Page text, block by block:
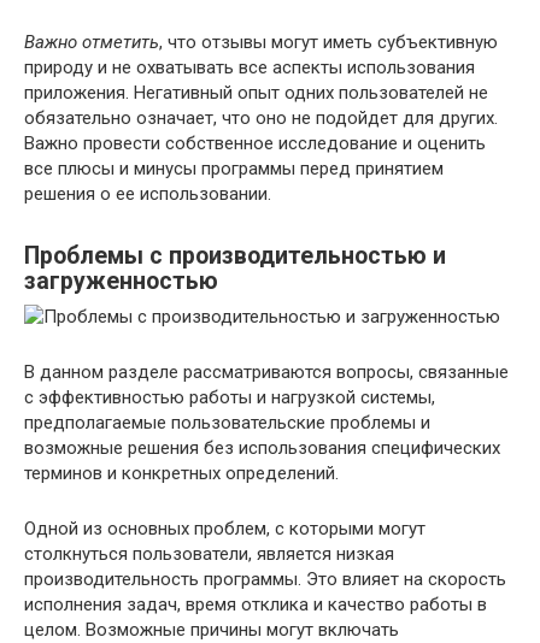
Важно отметить, что отзывы могут иметь субъективную
природу и не охватывать все аспекты использования
приложения. Негативный опыт одних пользователей не
обязательно означает, что оно не подойдет для других.
Важно провести собственное исследование и оценить
все плюсы и минусы программы перед принятием
решения о ее использовании.
Проблемы с производительностью и
загруженностью
В данном разделе рассматриваются вопросы, связанные
с эффективностью работы и нагрузкой системы,
предполагаемые пользовательские проблемы и
возможные решения без использования специфических
терминов и конкретных определений.
Одной из основных проблем, с которыми могут
столкнуться пользователи, является низкая
производительность программы. Это влияет на скорость
исполнения задач, время отклика и качество работы в
целом. Возможные причины могут включать